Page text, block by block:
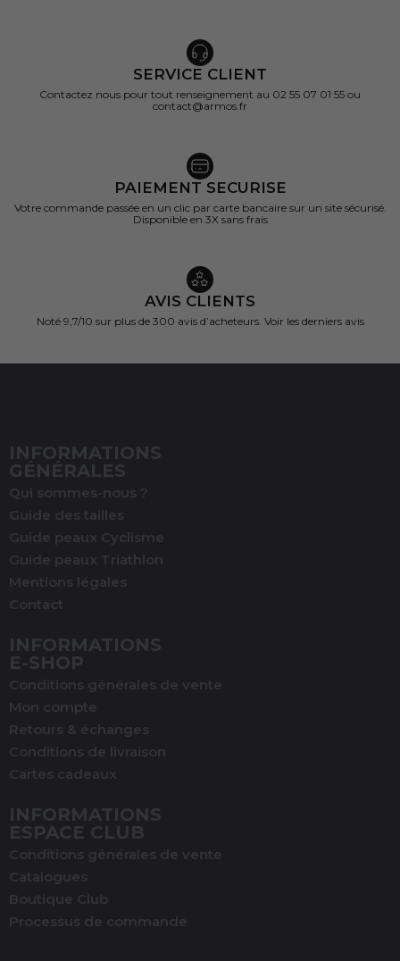
SERVICE CLIENT
Contactez nous pour tout renseignement au 02 55 07 01 55 ou
contact@armos.fr
PAIEMENT SECURISE
Votre commande passée en un clic par carte bancaire sur un site sécurisé.
Disponible en 3X sans frais
AVIS CLIENTS
Noté 9,7/10 sur plus de 300 avis d’acheteurs. Voir les derniers avis
INFORMATIONS
GÉNÉRALES
Qui sommes-nous ?
Guide des tailles
Guide peaux Cyclisme
Guide peaux Triathlon
Mentions légales
Contact
INFORMATIONS
E-SHOP
Conditions générales de vente
Mon compte
Retours & échanges
Conditions de livraison
Cartes cadeaux
INFORMATIONS
ESPACE CLUB
Conditions générales de vente
Catalogues
Boutique Club
Processus de commande